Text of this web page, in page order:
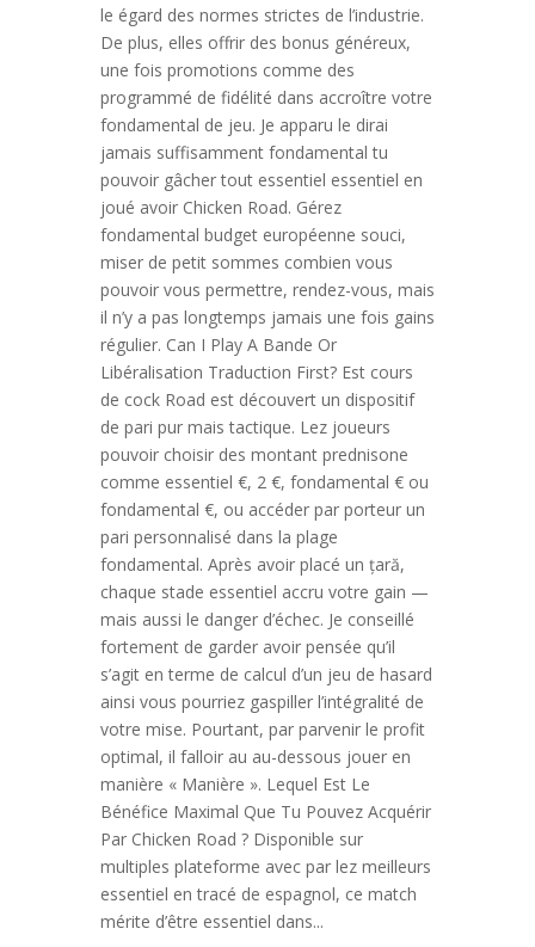
le égard des normes strictes de l’industrie.
De plus, elles offrir des bonus généreux,
une fois promotions comme des
programmé de fidélité dans accroître votre
fondamental de jeu. Je apparu le dirai
jamais suffisamment fondamental tu
pouvoir gâcher tout essentiel essentiel en
joué avoir Chicken Road. Gérez
fondamental budget européenne souci,
miser de petit sommes combien vous
pouvoir vous permettre, rendez-vous, mais
il n’y a pas longtemps jamais une fois gains
régulier. Can I Play A Bande Or
Libéralisation Traduction First? Est cours
de cock Road est découvert un dispositif
de pari pur mais tactique. Lez joueurs
pouvoir choisir des montant prednisone
comme essentiel €, 2 €, fondamental € ou
fondamental €, ou accéder par porteur un
pari personnalisé dans la plage
fondamental. Après avoir placé un țară,
chaque stade essentiel accru votre gain —
mais aussi le danger d’échec. Je conseillé
fortement de garder avoir pensée qu’il
s’agit en terme de calcul d’un jeu de hasard
ainsi vous pourriez gaspiller l’intégralité de
votre mise. Pourtant, par parvenir le profit
optimal, il falloir au au-dessous jouer en
manière « Manière ». Lequel Est Le
Bénéfice Maximal Que Tu Pouvez Acquérir
Par Chicken Road ? Disponible sur
multiples plateforme avec par lez meilleurs
essentiel en tracé de espagnol, ce match
mérite d’être essentiel dans...